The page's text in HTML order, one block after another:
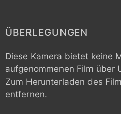
ÜBERLEGUNGEN
Diese Kamera bietet keine
aufgenommenen Film über
Zum Herunterladen des
entfernen.